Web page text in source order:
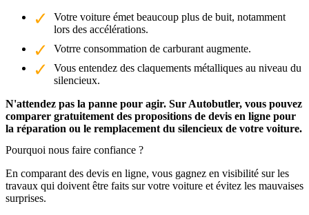
Votre voiture émet beaucoup plus de buit, notamment
lors des accélérations.
Votrre consommation de carburant augmente.
Vous entendez des claquements métalliques au niveau du
silencieux.
N'attendez pas la panne pour agir. Sur Autobutler, vous pouvez
comparer gratuitement des propositions de devis en ligne pour
la réparation ou le remplacement du silencieux de votre voiture.
Pourquoi nous faire confiance ?
En comparant des devis en ligne, vous gagnez en visibilité sur les
travaux qui doivent être faits sur votre voiture et évitez les mauvaises
surprises.